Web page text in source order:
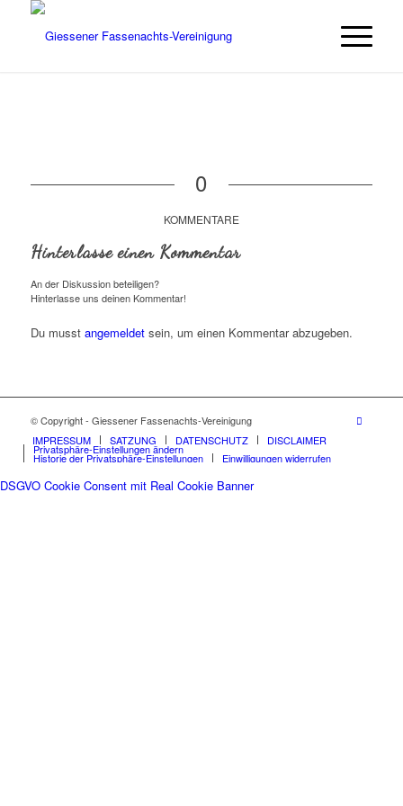
0
KOMMENTARE
Hinterlasse einen Kommentar
An der Diskussion beteiligen?
Hinterlasse uns deinen Kommentar!
Du musst angemeldetsein, um einen Kommentar abzugeben.
© Copyright - Giessener Fassenachts-Vereinigung
IMPRESSUM
SATZUNG DATENSCHUTZ DISCLAIMER
Privatsphäre-Einstellungen ändern
Historie der Privatsphäre-Einstellungen Einwilligungen widerrufen
DSGVO Cookie Consent mit Real Cookie Banner